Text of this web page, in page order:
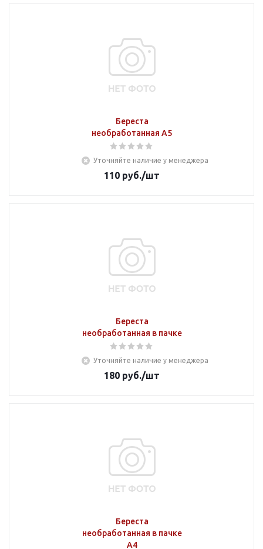
Береста
необработанная А5
Уточняйте наличие у менеджера
110 руб./шт
Береста
необработанная в пачке
Уточняйте наличие у менеджера
180 руб./шт
Береста
необработанная в пачке
А4